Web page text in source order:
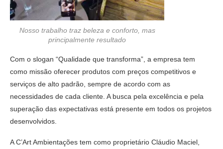
Nosso trabalho traz beleza e conforto, mas
principalmente resultado
Com o slogan “Qualidade que transforma”, a empresa tem
como missão oferecer produtos com preços competitivos e
serviços de alto padrão, sempre de acordo com as
necessidades de cada cliente. A busca pela excelência e pela
superação das expectativas está presente em todos os projetos
desenvolvidos.
A C’Art Ambientações tem como proprietário Cláudio Maciel,